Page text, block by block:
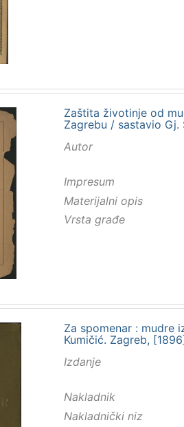
Zaštita životinje od
Zagrebu / sastavio Gj.
Autor
Impresum
Materijalni opis
Vrsta građe
Za spomenar : mudre
Kumičić. Zagreb,
Izdanje
Nakladnik
Nakladnički niz